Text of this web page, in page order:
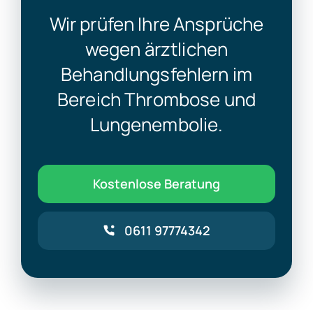
Wir prüfen Ihre Ansprüche
wegen ärztlichen
Behandlungsfehlern im
Bereich Thrombose und
Lungenembolie.
Kostenlose Beratung
0611 97774342